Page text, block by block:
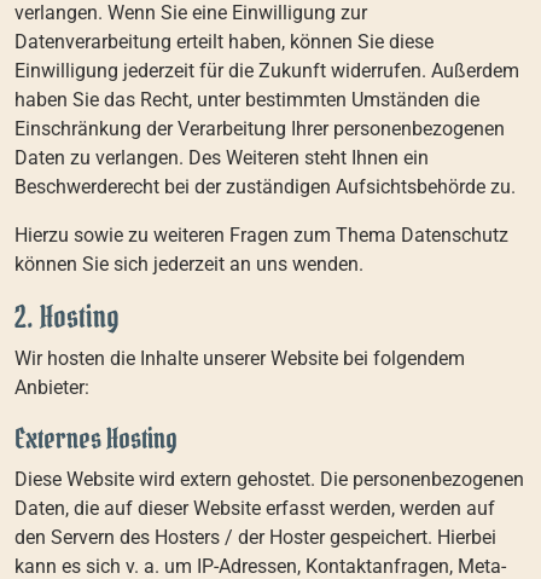
verlangen. Wenn Sie eine Einwilligung zur
Datenverarbeitung erteilt haben, können Sie diese
Einwilligung jederzeit für die Zukunft widerrufen. Außerdem
haben Sie das Recht, unter bestimmten Umständen die
Einschränkung der Verarbeitung Ihrer personenbezogenen
Daten zu verlangen. Des Weiteren steht Ihnen ein
Beschwerderecht bei der zuständigen Aufsichtsbehörde zu.
Hierzu sowie zu weiteren Fragen zum Thema Datenschutz
können Sie sich jederzeit an uns wenden.
2. Hosting
Wir hosten die Inhalte unserer Website bei folgendem
Anbieter:
Externes Hosting
Diese Website wird extern gehostet. Die personenbezogenen
Daten, die auf dieser Website erfasst werden, werden auf
den Servern des Hosters / der Hoster gespeichert. Hierbei
kann es sich v. a. um IP-Adressen, Kontaktanfragen, Meta-